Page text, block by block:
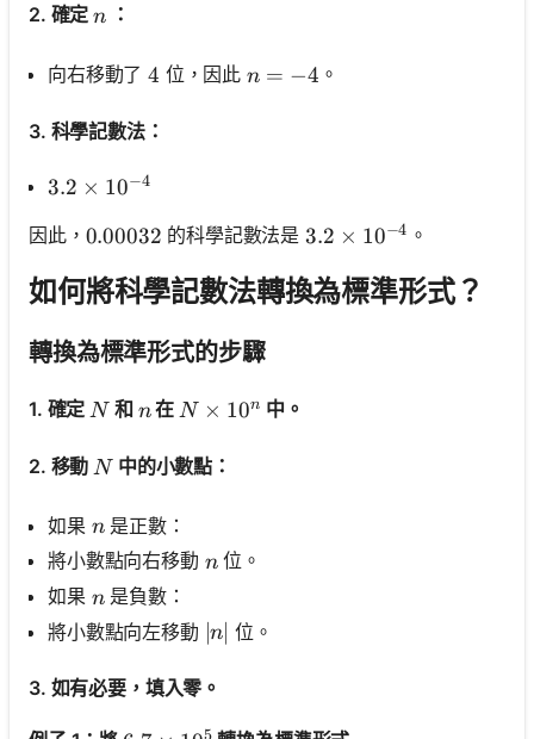
2. 確定n
n：
向右移動了4
4 位，因此 n=-4
n = −4 。
3. 科學記數法：
3.2 \times 10^{-4}
3.2 × 10−4
因此， 0.00032
0.00032 的科學記數法是 3.2 \times 10^{-4}
3.2 × 10−4 。
如何將科學記數法轉換為標準形式？
轉換為標準形式的步驟
1. 確定 N
N 和 n
n在 N \times 10^n
N × 10n 中。
2. 移動 N
N 中的小數點：
如果 n
n是正數：
將小數點向右移動 n
n位。
如果 n
n是負數：
將小數點向左移動 |n|
∣n 位。
3. 如有必要，填入零。